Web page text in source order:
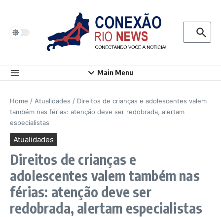
Procurar
Main Menu
Home / Atualidades / Direitos de crianças e adolescentes valem
também nas férias: atenção deve ser redobrada, alertam
especialistas
Atualidades
Direitos de crianças e
adolescentes valem também nas
férias: atenção deve ser
redobrada, alertam especialistas